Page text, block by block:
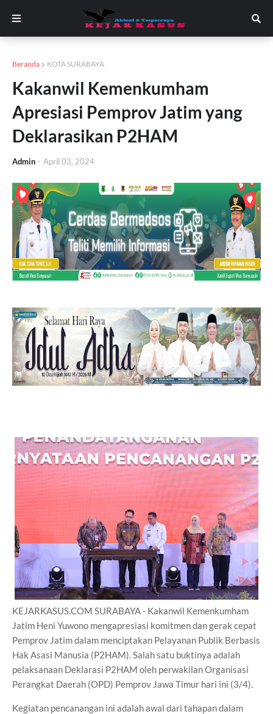
Beranda KOTA SURABAYA
Kakanwil Kemenkumham
Apresiasi Pemprov Jatim yang
Deklarasikan P2HAM
Admin - April 03, 2024
KEJARKASUS.COM SURABAYA - Kakanwil Kemenkumham
Jatim Heni Yuwono mengapresiasi komitmen dan gerak cepat
Pemprov Jatim dalam menciptakan Pelayanan Publik Berbasis
Hak Asasi Manusia (P2HAM). Salah satu buktinya adalah
pelaksanaan Deklarasi P2HAM oleh perwakilan Organisasi
Perangkat Daerah (OPD) Pemprov Jawa Timur hari ini (3/4).
Kegiatan pencanangan ini adalah awal dari tahapan dalam